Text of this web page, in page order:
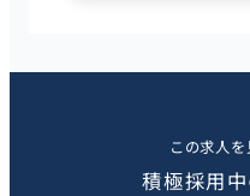
この求人
積極採用